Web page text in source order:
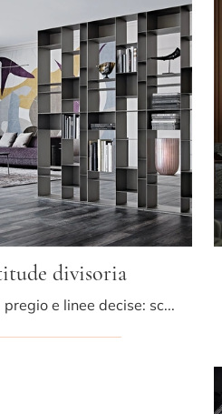
divisoria
Materiali di pregio e linee decise: scopri la libreria Latitude divisoria di Cattelan Italia tra le più originali Librerie moderne divisorie.